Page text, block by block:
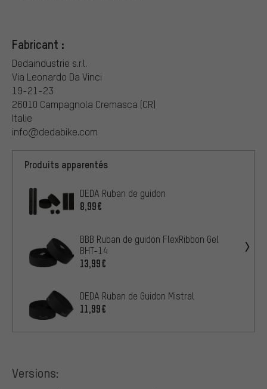
Fabricant :
Dedaindustrie s.r.l.
Via Leonardo Da Vinci
19-21-23
26010 Campagnola Cremasca (CR)
Italie
info@dedabike.com
Produits apparentés
DEDA Ruban de guidon
8,99€
BBB Ruban de guidon FlexRibbon Gel
BHT-14
13,99€
DEDA Ruban de Guidon Mistral
11,99€
Versions: